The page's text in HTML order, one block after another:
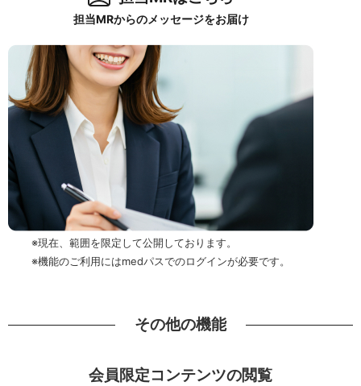
担当MRからのメッセージをお届け
※現在、範囲を限定して公開しております。
※機能のご利用にはmedパスでのログインが必要です。
その他の機能
会員限定コンテンツの閲覧